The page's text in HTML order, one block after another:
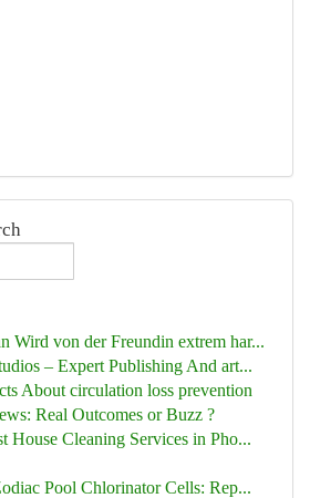
Wird von der Freundin extrem har...
– Expert Publishing And art...
About circulation loss prevention
Real Outcomes or Buzz ?
House Cleaning Services in Pho...
Pool Chlorinator Cells: Rep...